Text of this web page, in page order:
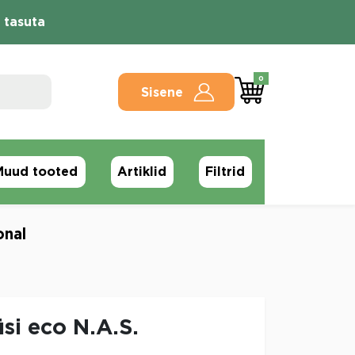
tasuta
Sisene
0
tooted Artiklid Filtrid
eco N.A.S.